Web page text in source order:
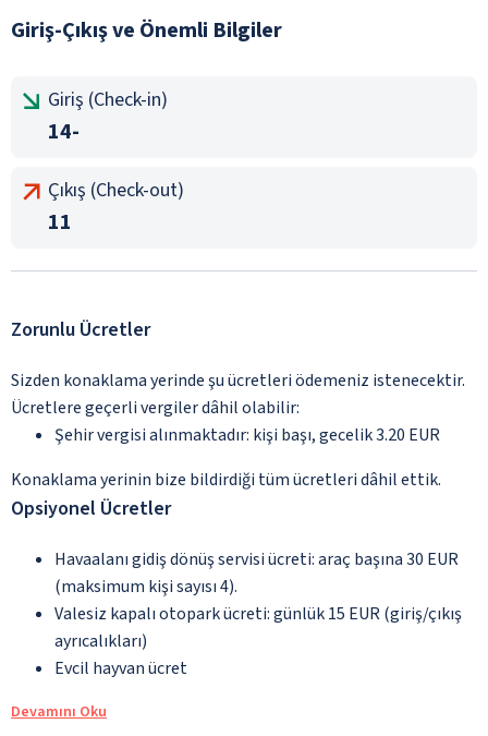
Giriş-Çıkış ve Önemli Bilgiler
Giriş (Check-in)
14-
Çıkış (Check-out)
11
Zorunlu Ücretler
Sizden konaklama yerinde şu ücretleri ödemeniz istenecektir.
Ücretlere geçerli vergiler dâhil olabilir:
Şehir vergisi alınmaktadır: kişi başı, gecelik 3.20 EUR
Konaklama yerinin bize bildirdiği tüm ücretleri dâhil ettik.
Opsiyonel Ücretler
Havaalanı gidiş dönüş servisi ücreti: araç başına 30 EUR
(maksimum kişi sayısı 4).
Valesiz kapalı otopark ücreti: günlük 15 EUR (giriş/çıkış
ayrıcalıkları)
Evcil hayvan ücret
Devamını Oku